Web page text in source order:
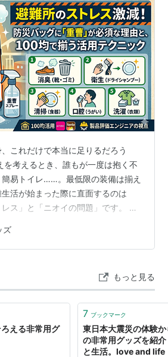
、これだけで本当に足りるだろう
を考えるとき、誰もが一度は抱く不
易トイレ……。最低限の装備は揃え
活が始まった際に直面するのは
レス」と「ニオイの問題」です。 限
酷な状況下で、たった一袋あるだ
の質）を上げてくれるアイテムが
に「重曹」が必須なのか？（5つの
で役立つ具体的な重曹活用テクニッ
で買える「おススメ防災…
ズ
もっと見る
える非常用グ
7 ブックマーク
東日本大震災の体験
の非常用グッズを紹
と生活。love and life